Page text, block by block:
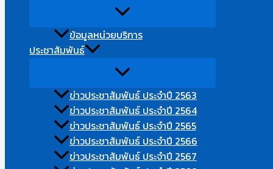
ข้อมูลหน่วยบริการ
ประชาสัมพันธ์
ข่าวประชาสัมพันธ์ ประจำปี 2563
ข่าวประชาสัมพันธ์ ประจำปี 2564
ข่าวประชาสัมพันธ์ ประจำปี 2565
ข่าวประชาสัมพันธ์ ประจำปี 2566
ข่าวประชาสัมพันธ์ ประจำปี 2567